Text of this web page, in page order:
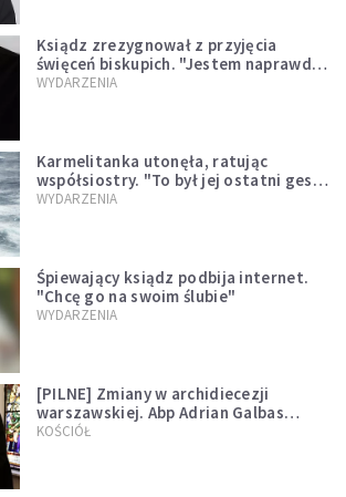
Ksiądz zrezygnował z przyjęcia
święceń biskupich. "Jestem naprawdę
niegodny"
WYDARZENIA
Karmelitanka utonęła, ratując
współsiostry. "To był jej ostatni gest
miłości"
WYDARZENIA
Śpiewający ksiądz podbija internet.
"Chcę go na swoim ślubie"
WYDARZENIA
[PILNE] Zmiany w archidiecezji
warszawskiej. Abp Adrian Galbas
wręczył dekrety nowym proboszczom
KOŚCIÓŁ